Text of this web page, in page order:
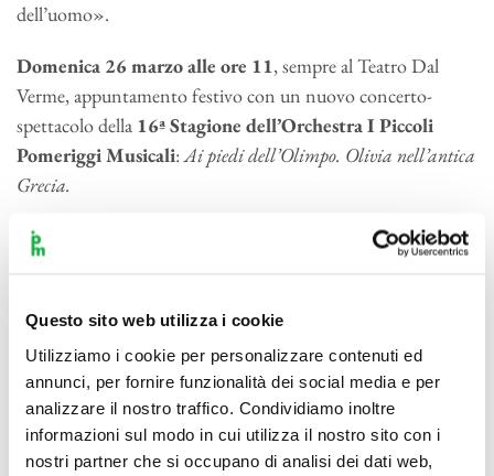
Questo sito web utilizza i cookie
Utilizziamo i cookie per personalizzare contenuti ed
annunci, per fornire funzionalità dei social media e per
analizzare il nostro traffico. Condividiamo inoltre
informazioni sul modo in cui utilizza il nostro sito con i
nostri partner che si occupano di analisi dei dati web,
dell’uomo».
Domenica 26 marzo alle ore 11, sempre al Teatro Dal
Verme, appuntamento festivo con un nuovo concerto-
spettacolo della 16ª Stagione dell’Orchestra I Piccoli
Pomeriggi Musicali:Ai piedi dell’Olimpo. Olivia nell’antica
Grecia.
Olivia, protagonista della rassegna 2022-2023 pensata per i
più piccoli, si ritroverà nell’Atene del V secolo, tra centinaia
facendo lo slalom tra colonne di marmo bianchissimo, statue
coloratissime e carretti ricolmi di merci. Per questo
appuntamento del mese di marzo diTi suono una fiaba… a
spasso nel tempo con Olivia, l’Orchestra dei Piccoli Pomeriggi
Musicali eseguirà musiche tradizionali del Mediterraneo e del